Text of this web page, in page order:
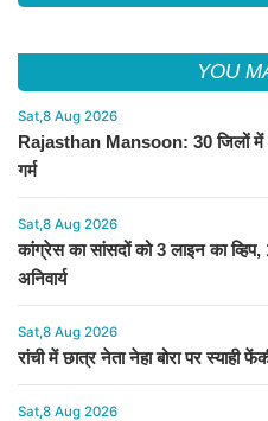
YOU
Sat,8 Aug 2026
Rajasthan Mansoon: 30 जिलों में
गर्म
Sat,8 Aug 2026
कांग्रेस का सांसदों को 3 लाइन का
अनिवार्य
Sat,8 Aug 2026
रांची में छात्र नेता नेहा बोरा पर स्याही
Sat,8 Aug 2026